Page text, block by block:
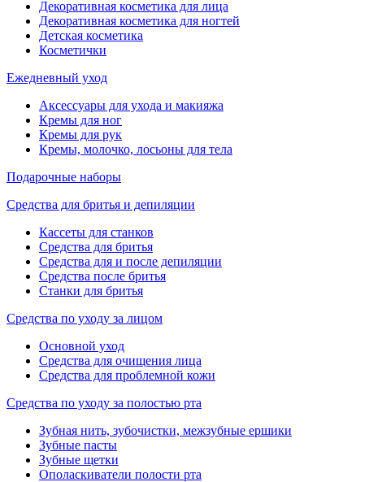
Декоративная косметика для лица
Декоративная косметика для ногтей
Детская косметика
Косметички
Ежедневный уход
Аксессуары для ухода и макияжа
Кремы для ног
Кремы для рук
Кремы, молочко, лосьоны для тела
Подарочные наборы
Средства для бритья и депиляции
Кассеты для станков
Средства для бритья
Средства для и после депиляции
Средства после бритья
Станки для бритья
Средства по уходу за лицом
Основной уход
Средства для очищения лица
Средства для проблемной кожи
Средства по уходу за полостью рта
Зубная нить, зубочистки, межзубные ершики
Зубные пасты
Зубные щетки
Ополаскиватели полости рта